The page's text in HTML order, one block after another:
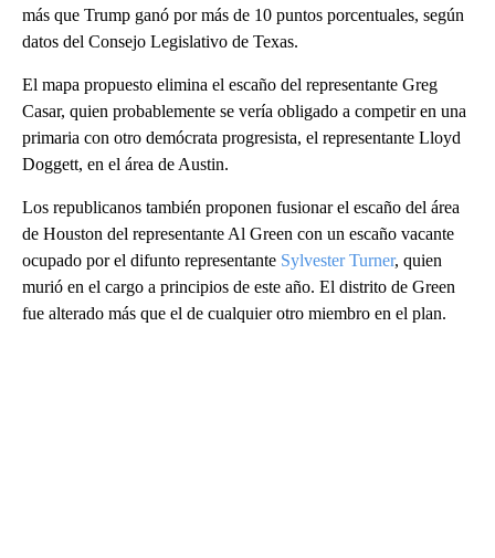
más que Trump ganó por más de 10 puntos porcentuales, según
datos del Consejo Legislativo de Texas.
El mapa propuesto elimina el escaño del representante Greg
Casar, quien probablemente se vería obligado a competir en una
primaria con otro demócrata progresista, el representante Lloyd
Doggett, en el área de Austin.
Los republicanos también proponen fusionar el escaño del área
de Houston del representante Al Green con un escaño vacante
ocupado por el difunto representante Sylvester Turner, quien
murió en el cargo a principios de este año. El distrito de Green
fue alterado más que el de cualquier otro miembro en el plan.